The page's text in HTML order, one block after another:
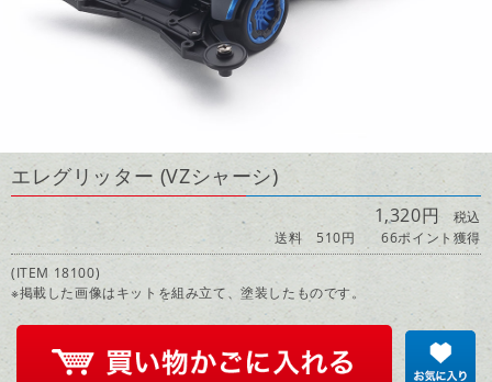
エレグリッター (VZシャーシ)
1,320円 税込
送料 510円
66ポイント獲得
(ITEM 18100)
※掲載した画像はキットを組み立て、塗装したものです。